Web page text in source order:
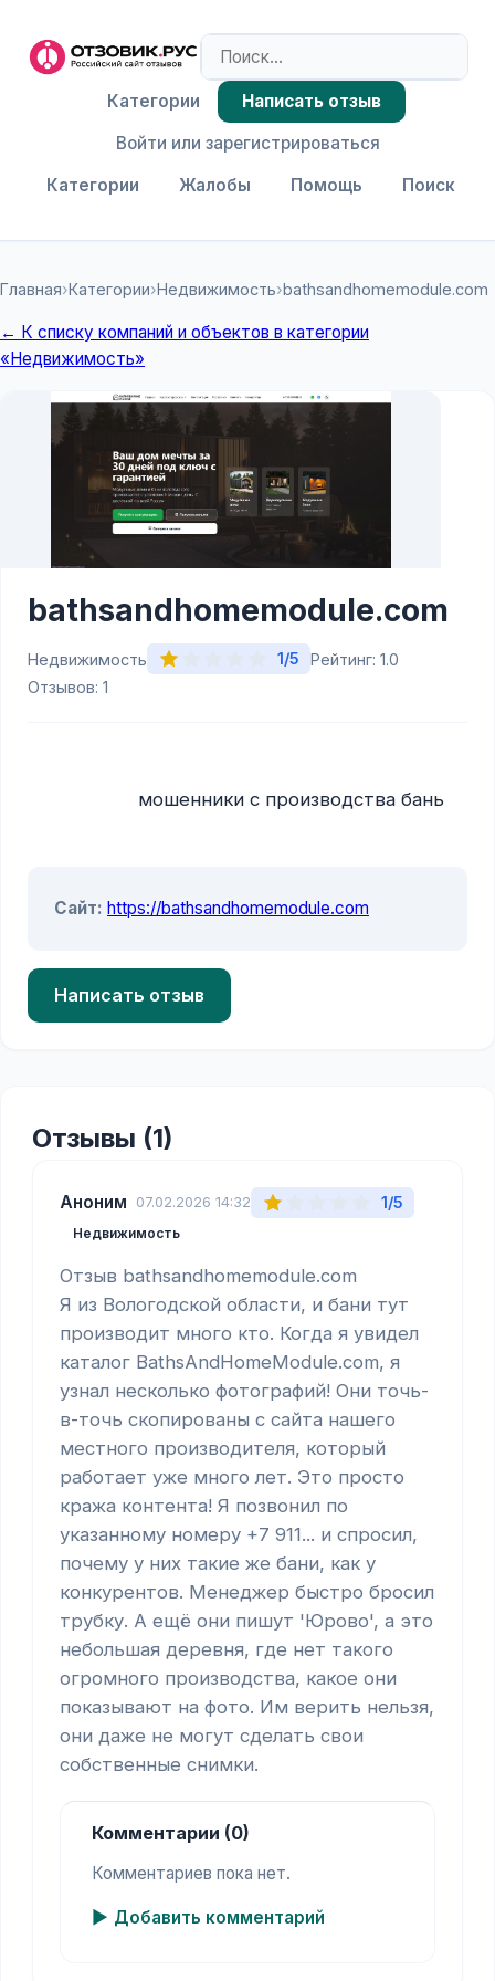
Категории Жалобы Помощь Поиск
Категории
Написать отзыв
Войти или зарегистрироваться
Главная›Категории›Недвижимость›bathsandhomemodule.com
← К списку компаний и объектов в категории
«Недвижимость»
bathsandhomemodule.com
Недвижимость 1/5
Рейтинг: 1.0
Отзывов: 1
Сайт: https://bathsandhomemodule.com
Написать отзыв
Отзывы (1)
Аноним 07.02.2026 14:32 1/5
Недвижимость
Отзыв bathsandhomemodule.com
Я из Вологодской области, и бани тут
производит много кто. Когда я увидел
каталог BathsAndHomeModule.com, я
узнал несколько фотографий! Они точь-
в-точь скопированы с сайта нашего
местного производителя, который
работает уже много лет. Это просто
кража контента! Я позвонил по
указанному номеру +7 911... и спросил,
почему у них такие же бани, как у
конкурентов. Менеджер быстро бросил
трубку. А ещё они пишут 'Юрово', а это
небольшая деревня, где нет такого
огромного производства, какое они
показывают на фото. Им верить нельзя,
они даже не могут сделать свои
собственные снимки.
Комментарии (0)
Комментариев пока нет.
Добавить комментарий